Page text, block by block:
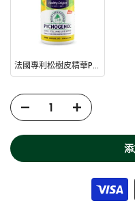
老，促進整體健康
採用素食膠囊，素食人士也
每日1次，每次1粒 ，飽肚或空
成分
NMN (Nicotinamide
注意事項
懷孕或哺乳中的婦女服用
如對本產品任何成分敏感
法國專利松樹皮精華Pycnogenol® 60粒